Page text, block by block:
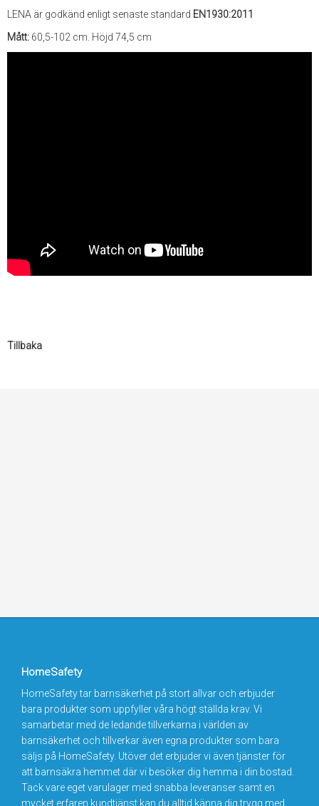
LENA är godkänd enligt senaste standard EN1930:2011
Mått: 60,5-102 cm. Höjd 74,5 cm
Tillbaka
HomeSafety
HomeSafety tar barnsäkerhet på stort allvar och erbjuder
bara produkter som uppfyller våra högt ställda krav. Vi
samarbetar med de ledande tillverkarna i världen av
barnsäkerhet och tillverkar även egna produkter som bara
säljs på HomeSafety. Utöver det erbjuder vi även tjänster för
att barnsäkra hemmet där vi besöker dig hemma i din bostad.
Tack vare eget varulager med snabba leveranser samt en
mycket erfaren kundtjänst kan du alltid känna dig trygg med